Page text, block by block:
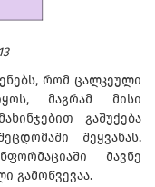
რომ ცალკეული
მაგრამ მისი
გაშუქება
შეყვანას.
მავნე
გამოწვევაა.